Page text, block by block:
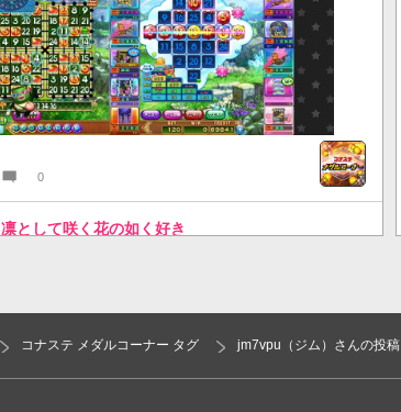
0
凛として咲く花の如く好き
コナステ メダルコーナー タグ jm7vpu（ジム）さんの投稿